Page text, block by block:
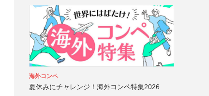
海外コンペ
夏休みにチャレンジ！海外コンペ特集2026